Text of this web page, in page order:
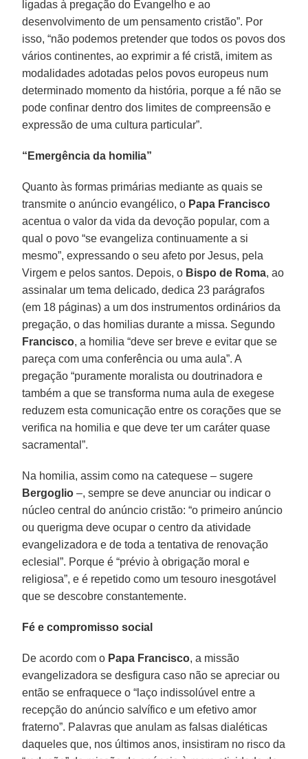
ligadas à pregação do Evangelho e ao
desenvolvimento de um pensamento cristão”. Por
isso, “não podemos pretender que todos os povos dos
vários continentes, ao exprimir a fé cristã, imitem as
modalidades adotadas pelos povos europeus num
determinado momento da história, porque a fé não se
pode confinar dentro dos limites de compreensão e
expressão de uma cultura particular”.
“Emergência da homilia”
Quanto às formas primárias mediante as quais se
transmite o anúncio evangélico, o Papa Francisco
acentua o valor da vida da devoção popular, com a
qual o povo “se evangeliza continuamente a si
mesmo”, expressando o seu afeto por Jesus, pela
Virgem e pelos santos. Depois, o Bispo de Roma, ao
assinalar um tema delicado, dedica 23 parágrafos
(em 18 páginas) a um dos instrumentos ordinários da
pregação, o das homilias durante a missa. Segundo
Francisco, a homilia “deve ser breve e evitar que se
pareça com uma conferência ou uma aula”. A
pregação “puramente moralista ou doutrinadora e
também a que se transforma numa aula de exegese
reduzem esta comunicação entre os corações que se
verifica na homilia e que deve ter um caráter quase
sacramental”.
Na homilia, assim como na catequese – sugere
Bergoglio –, sempre se deve anunciar ou indicar o
núcleo central do anúncio cristão: “o primeiro anúncio
ou querigma deve ocupar o centro da atividade
evangelizadora e de toda a tentativa de renovação
eclesial”. Porque é “prévio à obrigação moral e
religiosa”, e é repetido como um tesouro inesgotável
que se descobre constantemente.
Fé e compromisso social
De acordo com o Papa Francisco, a missão
evangelizadora se desfigura caso não se apreciar ou
então se enfraquece o “laço indissolúvel entre a
recepção do anúncio salvífico e um efetivo amor
fraterno”. Palavras que anulam as falsas dialéticas
daqueles que, nos últimos anos, insistiram no risco da